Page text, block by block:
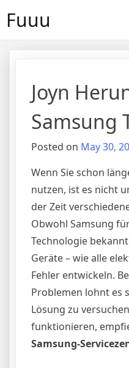
Fuuu
Joyn
Samsung
Posted on May 30,
Wenn Sie schon
nutzen, ist es nicht
der Zeit
Obwohl Samsung
Technologie
Geräte – wie alle
Fehler entwickeln.
Problemen lohnt es
Lösung zu
funktionieren,
Samsung-